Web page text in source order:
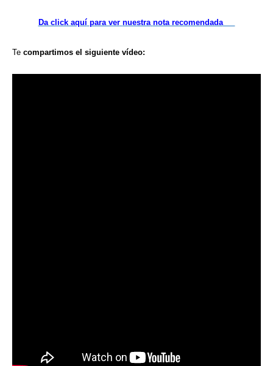
Da click aquí para ver nuestra nota recomendada
Te compartimos el siguiente vídeo: